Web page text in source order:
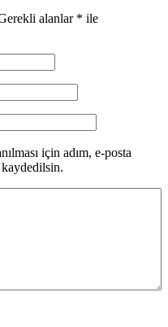
alanlar * ile
için adım, e-posta
kaydedilsin.